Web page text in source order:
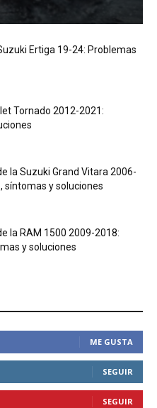
Ertiga 19-24: Problemas
Tornado 2012-2021:
la Suzuki Grand Vitara 2006-
síntomas y soluciones
la RAM 1500 2009-2018:
y soluciones
ME GUSTA
SEGUIR
SEGUIR